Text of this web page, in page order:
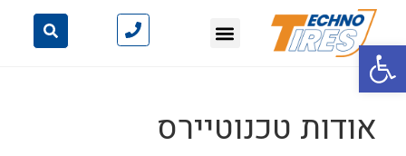
פתח סרגל נגישות
אודות טכנוטיירס